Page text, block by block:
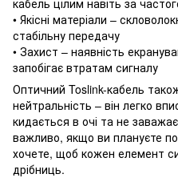
• Якісні матеріали –
стабільну передачу
• Захист – наявність
запобігає втратам сигналу
Оптичний Toslink-кабель
нейтральність – він легко
кидається в очі та не
важливо, якщо ви плануєте
хочете, щоб кожен елемент
дрібниць.